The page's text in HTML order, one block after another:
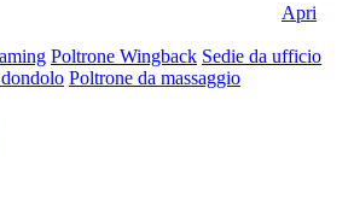
Apri
Poltrone Wingback Sedie da ufficio
Poltrone da massaggio